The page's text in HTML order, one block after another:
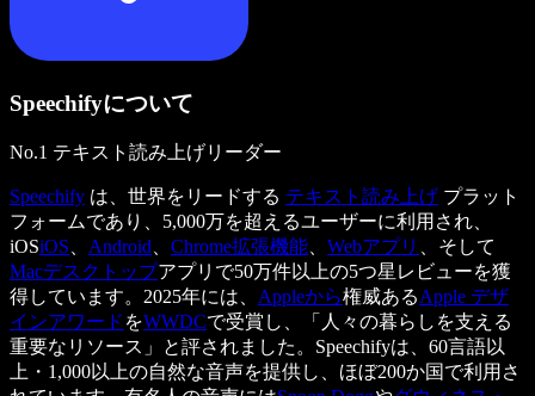
Speechifyについて
No.1 テキスト読み上げリーダー
Speechify は、世界をリードする テキスト読み上げ プラット
フォームであり、5,000万を超えるユーザーに利用され、
iOSiOS Android Chrome拡張機能 Webアプリ
、そして
Macデスクトップアプリで50万件以上の5つ星レビューを獲
得しています。2025年には、 Appleから権威あるApple デザ
インアワード をWWDCで受賞し、「人々の暮らしを支える
重要なリソース」と評されました。Speechifyは、60言語以
上・1,000以上の自然な音声を提供し、ほぼ200か国で利用さ